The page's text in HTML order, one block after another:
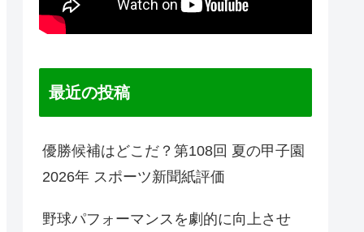
最近の投稿
優勝候補はどこだ？第108回 夏の甲子園
2026年 スポーツ新聞紙評価
野球パフォーマンスを劇的に向上させ